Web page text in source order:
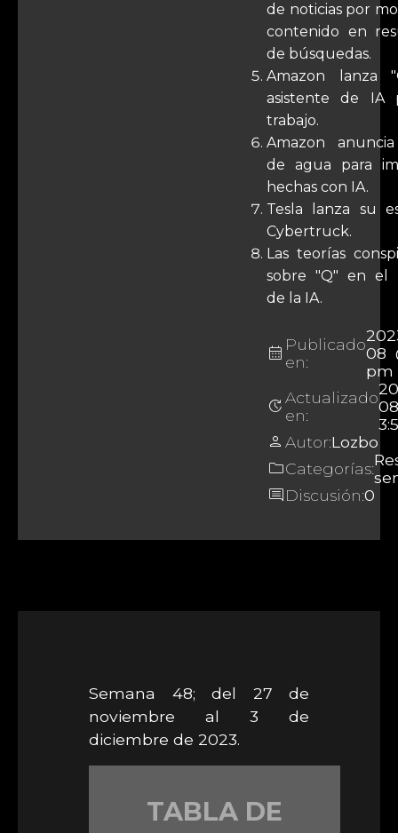
de noticias por
contenido en
de búsquedas.
Amazon lanza
asistente de IA
trabajo.
Amazon
de agua para
hechas con IA.
Tesla lanza su
Cybertruck.
Las teorías
sobre "Q" en el
de la IA.
calendar_month Publicado
en:
08
pm
updateActualizado
en:
person Autor:Lozbo
folderCategorías:
commentDiscusión:0
Semana 48; del 27 de
noviembre al 3 de
diciembre de 2023.
TABLA DE